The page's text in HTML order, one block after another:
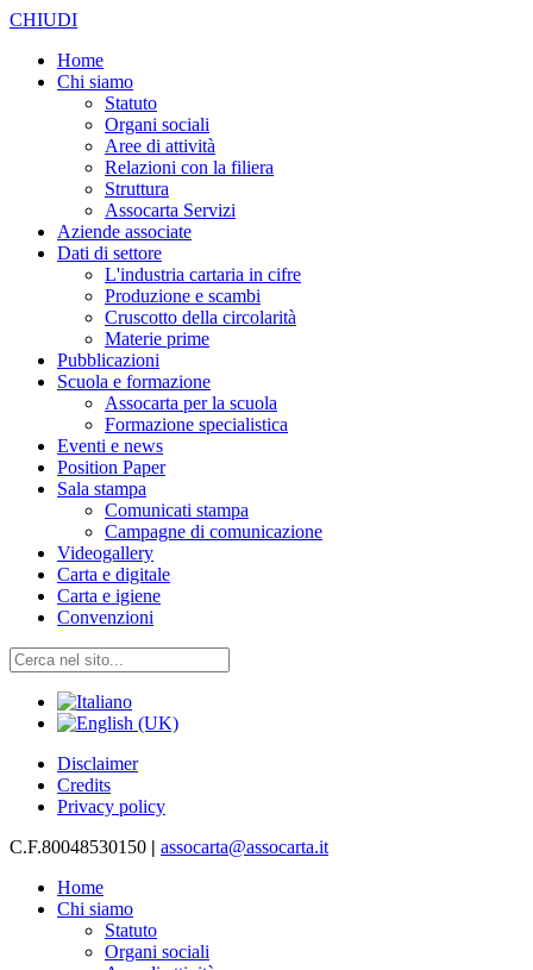
CHIUDI
Home
Chi siamo
Statuto
Organi sociali
Aree di attività
Relazioni con la filiera
Struttura
Assocarta Servizi
Aziende associate
Dati di settore
L'industria cartaria in cifre
Produzione e scambi
Cruscotto della circolarità
Materie prime
Pubblicazioni
Scuola e formazione
Assocarta per la scuola
Formazione specialistica
Eventi e news
Position Paper
Sala stampa
Comunicati stampa
Campagne di comunicazione
Videogallery
Carta e digitale
Carta e igiene
Convenzioni
Disclaimer
Credits
Privacy policy
C.F.80048530150 | assocarta@assocarta.it
Home
Chi siamo
Statuto
Organi sociali